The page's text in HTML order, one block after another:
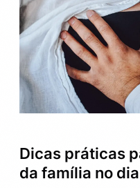
Dicas práticas
da família no